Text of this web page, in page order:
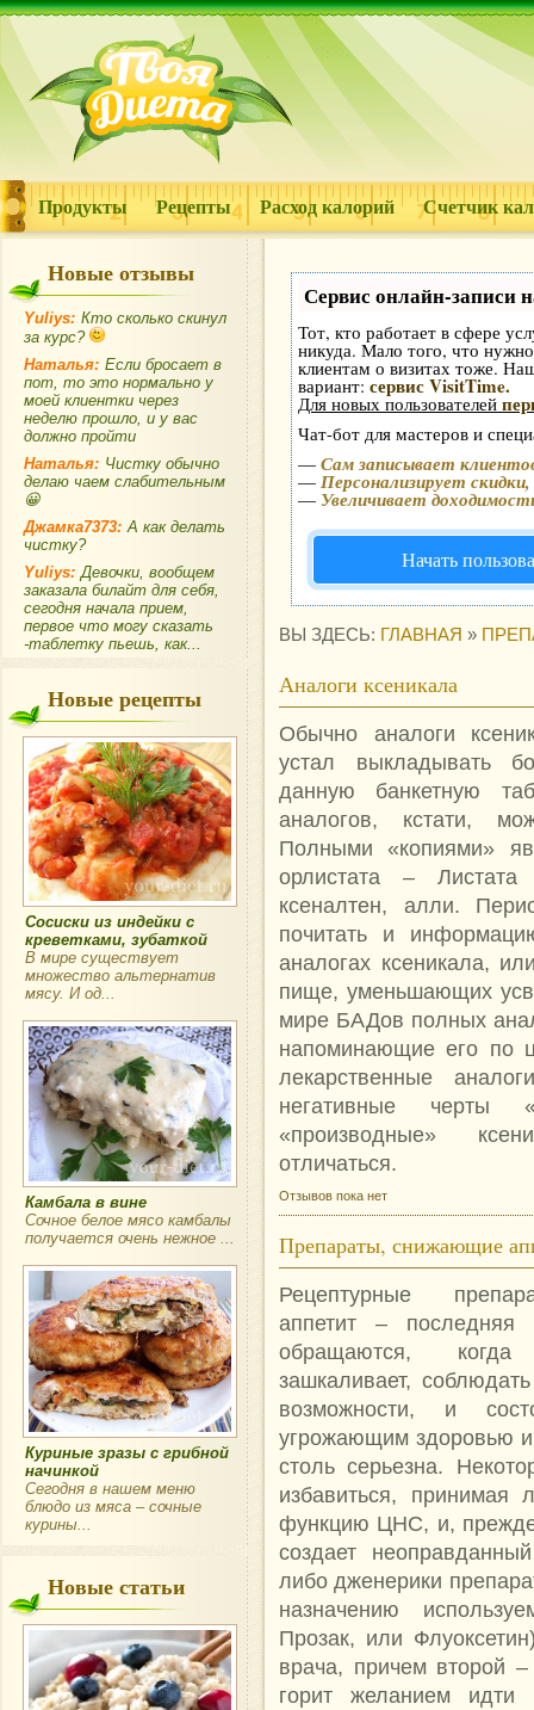
Продукты Рецепты Расход калорий Счетчик
Новые отзывы
Yuliys: Кто сколько скинул
за курс?
Наталья: Если бросает в
пот, то это нормально у
моей клиентки через
неделю прошло, и у вас
должно пройти
Наталья: Чистку обычно
делаю чаем слабительным
😀
Джамка7373: А как делать
чистку?
Yuliys: Девочки, вообщем
заказала билайт для себя,
сегодня начала прием,
первое что могу сказать
-таблетку пьешь, как...
Новые рецепты
Сосиски из индейки с
креветками, зубаткой
В мире существует
множество альтернатив
мясу. И од...
Камбала в вине
Сочное белое мясо камбалы
получается очень нежное ...
Куриные зразы с грибной
начинкой
Сегодня в нашем меню
блюдо из мяса – сочные
курины...
Новые статьи
Сервис онлайн-записи
Тот, кто работает в сфере
никуда. Мало того, что
клиентам о визитах тоже.
вариант: сервис VisitTime.
Для новых пользователей
Чат-бот для мастеров и
— Сам записывает
— Персонализирует
— Увеличивает
Начать
ВЫ ЗДЕСЬ: ГЛАВНАЯ »
Аналоги ксеникала
Обычно аналоги
устал выкладывать
данную банкетную
аналогов, кстати,
Полными «копиями»
орлистата –
ксеналтен, алли.
почитать и
аналогах ксеникала,
пище, уменьшающих
мире БАДов полных
напоминающие его по
лекарственные
негативные черты
«производные»
отличаться.
Отзывов пока нет
Препараты, снижающие
Рецептурные
аппетит –
обращаются,
зашкаливает,
возможности, и
угрожающим здоровью и
столь серьезна.
избавиться, принимая
функцию ЦНС, и, прежде
создает
либо дженерики
назначению
Прозак, или
врача, причем второй
горит желанием идти